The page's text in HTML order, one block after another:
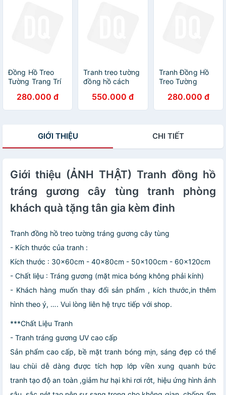
Đồng Hồ Treo
Tường Trang Trí
Nghệ Thuật Đẹp
- Tranh Tráng
280.000 đ
Tranh treo tường
đồng hồ cách
sang trọng khổ
dọc kèm đinh
550.000 đ
Tranh Đồng Hồ
Treo Tường
Hồ Họa Tiết
Công Giáo Cao
280.000 đ
GIỚI THIỆU CHI TIẾT
Giới thiệu (ẢNH THẬT) Tranh đồng hồ
tráng gương cây tùng tranh phòng
khách quà tặng tân gia kèm đinh
Tranh đồng hồ treo tường tráng gương cây tùng
- Kích thước của tranh :
Kích thước : 30x60cm - 40x80cm - 50x100cm - 60x120cm
- Chất liệu : Tráng gương (mặt mica bóng không phải kính)
- Khách hàng muốn thay đổi sản phẩm , kích thước,in thêm
hình theo ý, …. Vui lòng liên hệ trực tiếp với shop.
***Chất Liệu Tranh
- Tranh tráng gương UV cao cấp
Sản phẩm cao cấp, bề mặt tranh bóng mịn, sáng đẹp có thể
lau chùi dễ dàng được tích hợp lớp viền xung quanh bức
tranh tạo độ an toàn ,giảm hư hại khi rơi rớt, hiệu ứng hình ảnh